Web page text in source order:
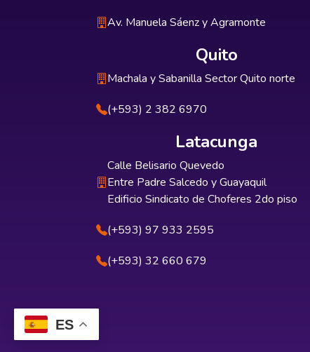
ES
Av. Manuela Sáenz y Agramonte
Quito
Machala y Sabanilla Sector Quito norte
(+593) 2 382 6970
Latacunga
Calle Belisario Quevedo
Entre Padre Salcedo y Guayaquil
Edificio Sindicato de Choferes 2do piso
(+593) 97 933 2595
(+593) 32 660 679